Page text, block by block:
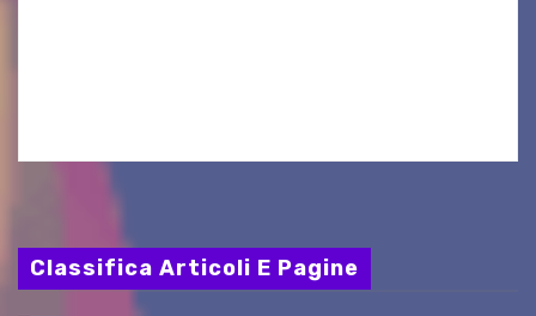
Classifica Articoli E Pagine